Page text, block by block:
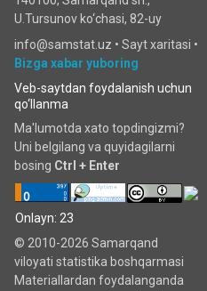
U.Tursunov ko‘chаsi, 82-uy
info@samstat.uz • Sayt xaritasi •
Bizga xabar yuboring
Veb-saytdan foydalanish uchun
qo‘llanma
Ma'lumotda xato topdingizmi?
Uni belgilang va quyidagilarni
bosing Ctrl + Enter
Onlayn: 23
© 2010-2026 Samarqand
viloyati statistika boshqarmasi
Materiallardan foydalanganda